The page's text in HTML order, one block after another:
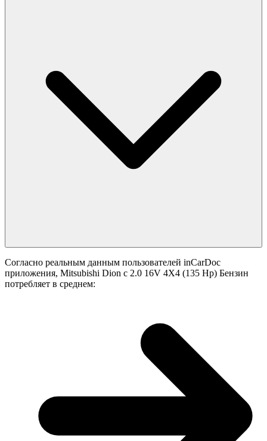
Согласно реальным данным пользователей inCarDoc
приложения, Mitsubishi Dion с 2.0 16V 4X4 (135 Hp) Бензин
потребляет в среднем: